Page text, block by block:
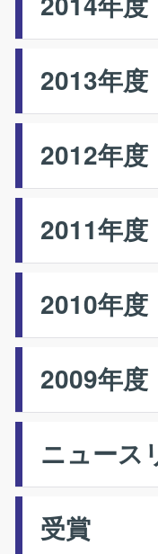
2013年度
2012年度
2011年度
2010年度
2009年度
ニュース
受賞